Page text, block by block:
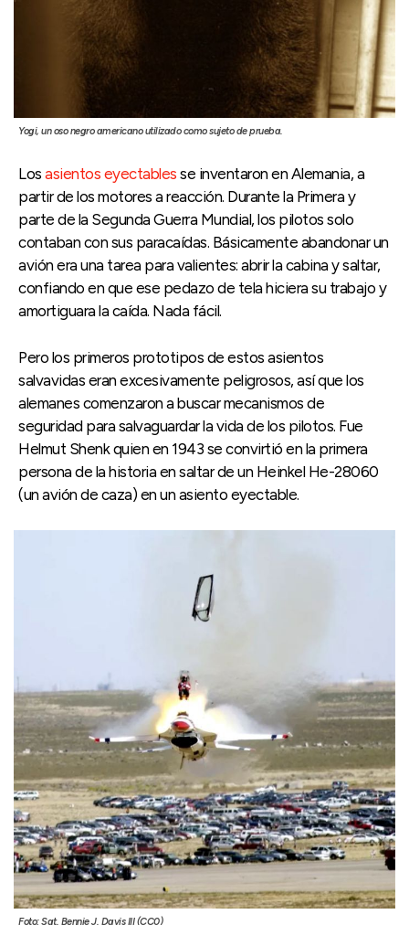
Yogi, un oso negro americano utilizado como sujeto de prueba.
Los asientos eyectables se inventaron en Alemania, a
partir de los motores a reacción. Durante la Primera y
parte de la Segunda Guerra Mundial, los pilotos solo
contaban con sus paracaídas. Básicamente abandonar un
avión era una tarea para valientes: abrir la cabina y saltar,
confiando en que ese pedazo de tela hiciera su trabajo y
amortiguara la caída. Nada fácil.
Pero los primeros prototipos de estos asientos
salvavidas eran excesivamente peligrosos, así que los
alemanes comenzaron a buscar mecanismos de
seguridad para salvaguardar la vida de los pilotos. Fue
Helmut Shenk quien en 1943 se convirtió en la primera
persona de la historia en saltar de un Heinkel He-28060
(un avión de caza) en un asiento eyectable.
Foto: Sgt. Bennie J. Davis III (CC0)